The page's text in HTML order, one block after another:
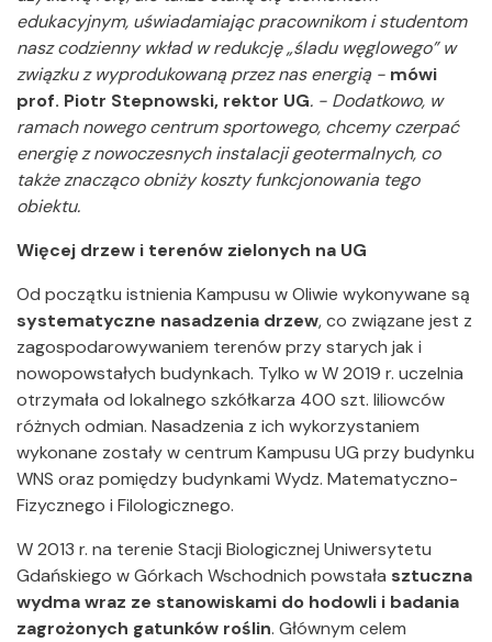
edukacyjnym, uświadamiając pracownikom i studentom
nasz codzienny wkład w redukcję „śladu węglowego” w
związku z wyprodukowaną przez nas energią - mówi
prof. Piotr Stepnowski, rektor UG. - Dodatkowo, w
ramach nowego centrum sportowego, chcemy czerpać
energię z nowoczesnych instalacji geotermalnych, co
także znacząco obniży koszty funkcjonowania tego
obiektu.
Więcej drzew i terenów zielonych na UG
Od początku istnienia Kampusu w Oliwie wykonywane są
systematyczne nasadzenia drzew, co związane jest z
zagospodarowywaniem terenów przy starych jak i
nowopowstałych budynkach. Tylko w W 2019 r. uczelnia
otrzymała od lokalnego szkółkarza 400 szt. liliowców
różnych odmian. Nasadzenia z ich wykorzystaniem
wykonane zostały w centrum Kampusu UG przy budynku
WNS oraz pomiędzy budynkami Wydz. Matematyczno-
Fizycznego i Filologicznego.
W 2013 r. na terenie Stacji Biologicznej Uniwersytetu
Gdańskiego w Górkach Wschodnich powstała sztuczna
wydma wraz ze stanowiskami do hodowli i badania
zagrożonych gatunków roślin. Głównym celem